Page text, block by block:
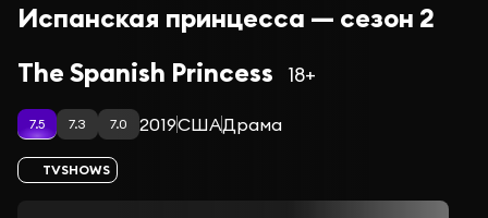
Испанская принцесса — сезон 2
The Spanish Princess
18+
7.5 7.3 7.0 2019СШАДрама
TVSHOWS